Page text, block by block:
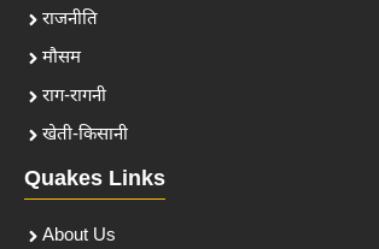
राजनीति
मौसम
राग-रागनी
खेती-किसानी
Quakes Links
About Us